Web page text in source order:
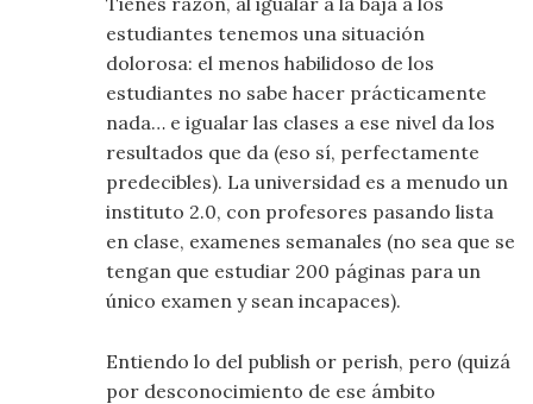
estudiantes tenemos una situación
dolorosa: el menos habilidoso de los
estudiantes no sabe hacer prácticamente
nada… e igualar las clases a ese nivel da los
resultados que da (eso sí, perfectamente
predecibles). La universidad es a menudo un
instituto 2.0, con profesores pasando lista
en clase, examenes semanales (no sea que se
tengan que estudiar 200 páginas para un
único examen y sean incapaces).
Entiendo lo del publish or perish, pero (quizá
por desconocimiento de ese ámbito